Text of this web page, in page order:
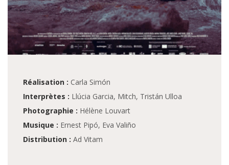
Réalisation : Carla Simón
Interprètes : Llúcia Garcia, Mitch, Tristán Ulloa
Photographie : Hélène Louvart
Musique : Ernest Pipó, Eva Valiño
Distribution : Ad Vitam